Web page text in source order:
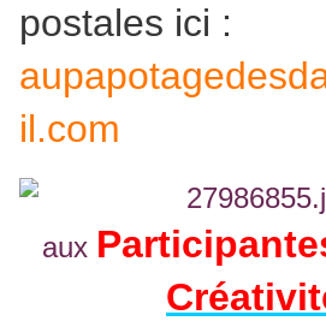
postales ici :
il.com
aux